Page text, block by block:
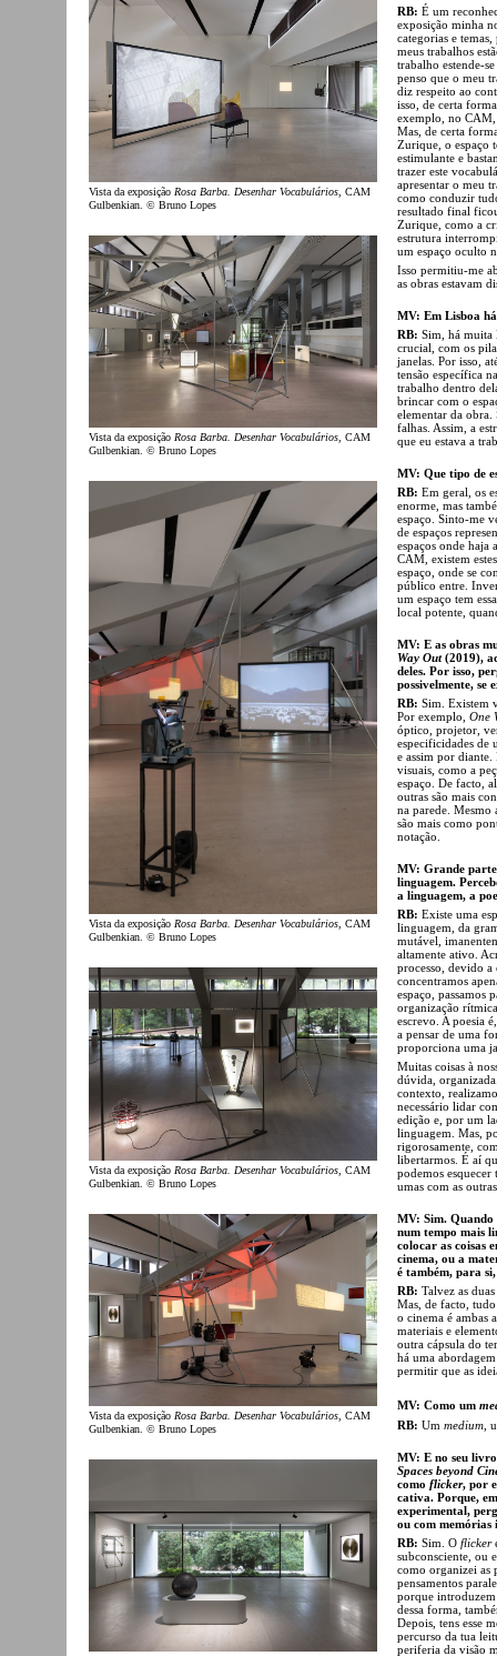
Vista da exposição Rosa Barba. Desenhar Vocabulários , CAM
Gulbenkian. © Bruno Lopes
Vista da exposição Rosa Barba. Desenhar Vocabulários, CAM
Gulbenkian. © Bruno Lopes
Vista da exposição Rosa Barba. Desenhar Vocabulários, CAM
Gulbenkian. © Bruno Lopes
Vista da exposição Rosa Barba. Desenhar Vocabulários , CAM
Gulbenkian. © Bruno Lopes
Vista da exposição Rosa Barba. Desenhar Vocabulários , CAM
Gulbenkian. © Bruno Lopes
RB: É um
exposição minha
categorias e
meus trabalhos
trabalho estende-
penso que o meu
diz respeito ao
isso, de certa
exemplo, no CAM,
Mas, de certa
Zurique, o espaço
estimulante e
trazer este
apresentar o meu
como conduzir
resultado final
Zurique, como a
estrutura
um espaço oculto
Isso permitiu-me
as obras estavam
MV: Em Lisboa
RB: Sim, há muita
crucial, com os
janelas. Por isso,
tensão específica
trabalho dentro
brincar com o
elementar da obra.
falhas. Assim, a
que eu estava a
MV: Que tipo de
RB: Em geral, os
enorme, mas
espaço. Sinto-me
de espaços
espaços onde haja
CAM, existem
espaço, onde se
público entre.
um espaço tem
local potente,
MV: E as obras
Way Out(2019),
deles. Por isso,
possivelmente, se
RB: Sim. Existem
Por exemplo, One
óptico, projetor,
especificidades de
e assim por diante.
visuais, como a
espaço. De facto,
outras são mais
na parede. Mesmo
são mais como
notação.
MV: Grande
linguagem.
a linguagem, a
RB: Existe uma
linguagem, da
mutável,
altamente ativo.
processo, devido a
concentramos
espaço, passamos
organização
escrevo. A poesia
a pensar de uma
proporciona uma
Muitas coisas à
dúvida,
contexto,
necessário lidar
edição e, por um
linguagem. Mas,
rigorosamente,
libertarmos. É aí
podemos esquecer
umas com as
MV: Sim. Quando
num tempo mais
colocar as coisas
cinema, ou a
é também, para
RB: Talvez as
Mas, de facto,
o cinema é ambas
materiais e
outra cápsula do
há uma
permitir que as
MV: Como um
RB: Um medium ,
MV: E no seu
Spaces beyond
como flicker, por
cativa. Porque,
experimental,
ou com memórias
RB: Sim. O flicker
subconsciente, ou
como organizei as
pensamentos
porque
dessa forma,
Depois, tens esse
percurso da tua
periferia da visão